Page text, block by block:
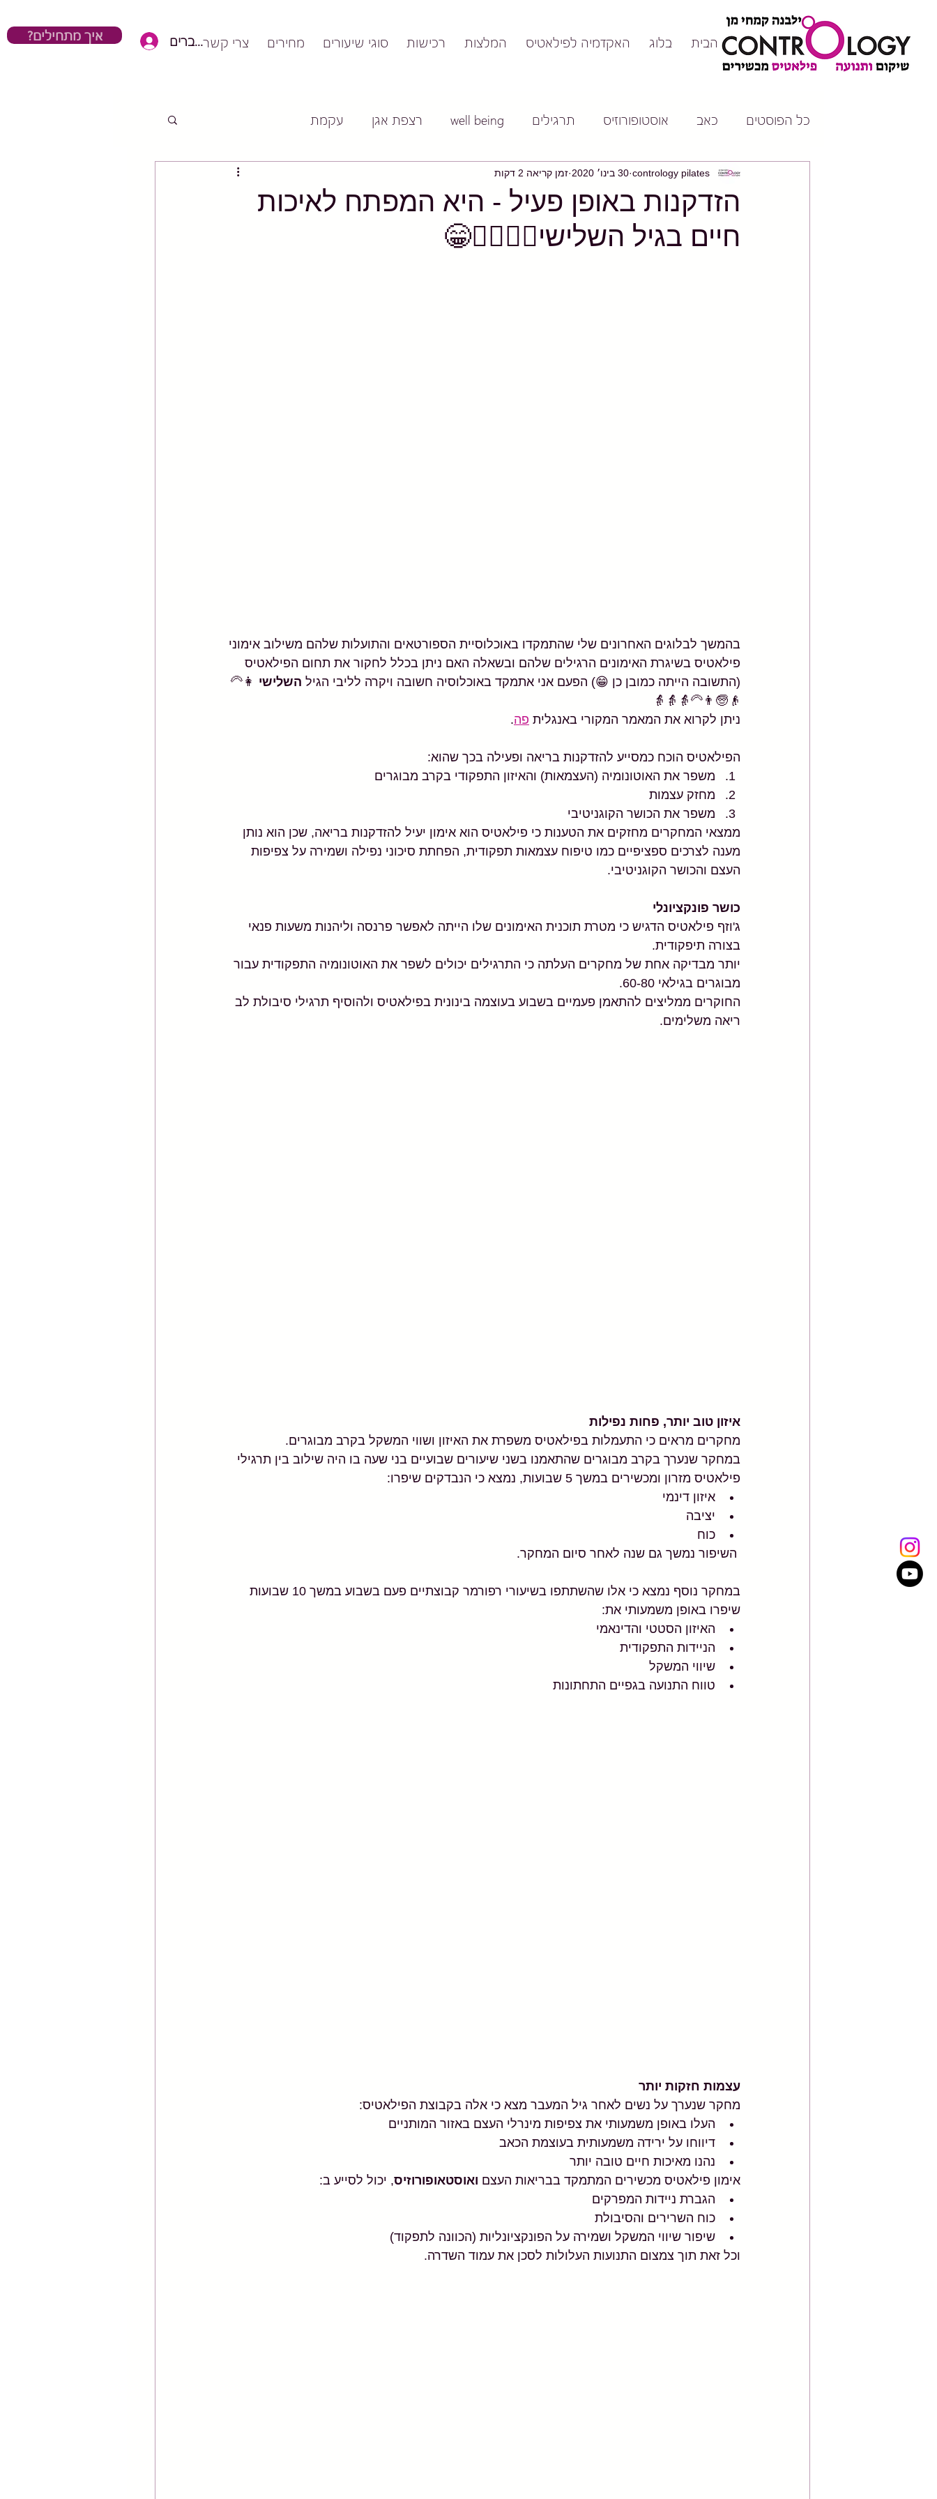
?איך מתחילים כניסת חברים דף הבית בלוג האקדמיה לפילאטיס המלצות רכישות סוגי שיעורים מחירים צרי קשר
כל הפוסטים כאב אוסטופורוזיס תרגילים well being רצפת אגן עקמת
הזדקנות באופן פעיל - היא המפתח לאיכות
חיים בגיל השלישי🤸‍♀️🏃‍♂️😁
contrology pilates 30 בינו׳ 2020 זמן קריאה 2 דקות
בהמשך לבלוגים האחרונים שלי שהתמקדו באוכלוסיית הספורטאים והתועלות שלהם משילוב אימוני
פילאטיס בשיגרת האימונים הרגילים שלהם ובשאלה האם ניתן בכלל לחקור את תחום הפילאטיס
(התשובה הייתה כמובן כן 😁) הפעם אני אתמקד באוכלוסיה חשובה ויקרה לליבי הגיל השלישי 👩‍🦳
👴🧓👨‍🦳👵👵👵
ניתן לקרוא את המאמר המקורי באנגלית פה.
הפילאטיס הוכח כמסייע להזדקנות בריאה ופעילה בכך שהוא:
משפר את האוטונומיה (העצמאות) והאיזון התפקודי בקרב מבוגרים
מחזק עצמות
משפר את הכושר הקוגניטיבי
ממצאי המחקרים מחזקים את הטענות כי פילאטיס הוא אימון יעיל להזדקנות בריאה, שכן הוא נותן
מענה לצרכים ספציפיים כמו טיפוח עצמאות תפקודית, הפחתת סיכוני נפילה ושמירה על צפיפות
העצם והכושר הקוגניטיבי.
כושר פונקציונלי
ג'וזף פילאטיס הדגיש כי מטרת תוכנית האימונים שלו הייתה לאפשר פרנסה וליהנות משעות פנאי
בצורה תיפקודית.
יותר מבדיקה אחת של מחקרים העלתה כי התרגילים יכולים לשפר את האוטונומיה התפקודית עבור
מבוגרים בגילאי 60-80.
החוקרים ממליצים להתאמן פעמיים בשבוע בעוצמה בינונית בפילאטיס ולהוסיף תרגילי סיבולת לב
ריאה משלימים.
איזון טוב יותר, פחות נפילות
מחקרים מראים כי התעמלות בפילאטיס משפרת את האיזון ושווי המשקל בקרב מבוגרים.
במחקר שנערך בקרב מבוגרים שהתאמנו בשני שיעורים שבועיים בני שעה בו היה שילוב בין תרגילי
פילאטיס מזרון ומכשירים במשך 5 שבועות, נמצא כי הנבדקים שיפרו:
איזון דינמי
יציבה
כוח
במחקר נוסף נמצא כי אלו שהשתתפו בשיעורי רפורמר קבוצתיים פעם בשבוע במשך 10 שבועות
שיפרו באופן משמעותי את:
האיזון הסטטי והדינאמי
הניידות התפקודית
שיווי המשקל
טווח התנועה בגפיים התחתונות
עצמות חזקות יותר
מחקר שנערך על נשים לאחר גיל המעבר מצא כי אלה בקבוצת הפילאטיס:
העלו באופן משמעותי את צפיפות מינרלי העצם באזור המותניים
דיווחו על ירידה משמעותית בעוצמת הכאב
נהנו מאיכות חיים טובה יותר
אימון פילאטיס מכשירים המתמקד בבריאות העצם ואוסטאופורוזיס, יכול לסייע ב:
הגברת ניידות המפרקים
כוח השרירים והסיבולת
שיפור שיווי המשקל ושמירה על הפונקציונליות (הכוונה לתפקוד)
וכל זאת תוך צמצום התנועות העלולות לסכן את עמוד השדרה.